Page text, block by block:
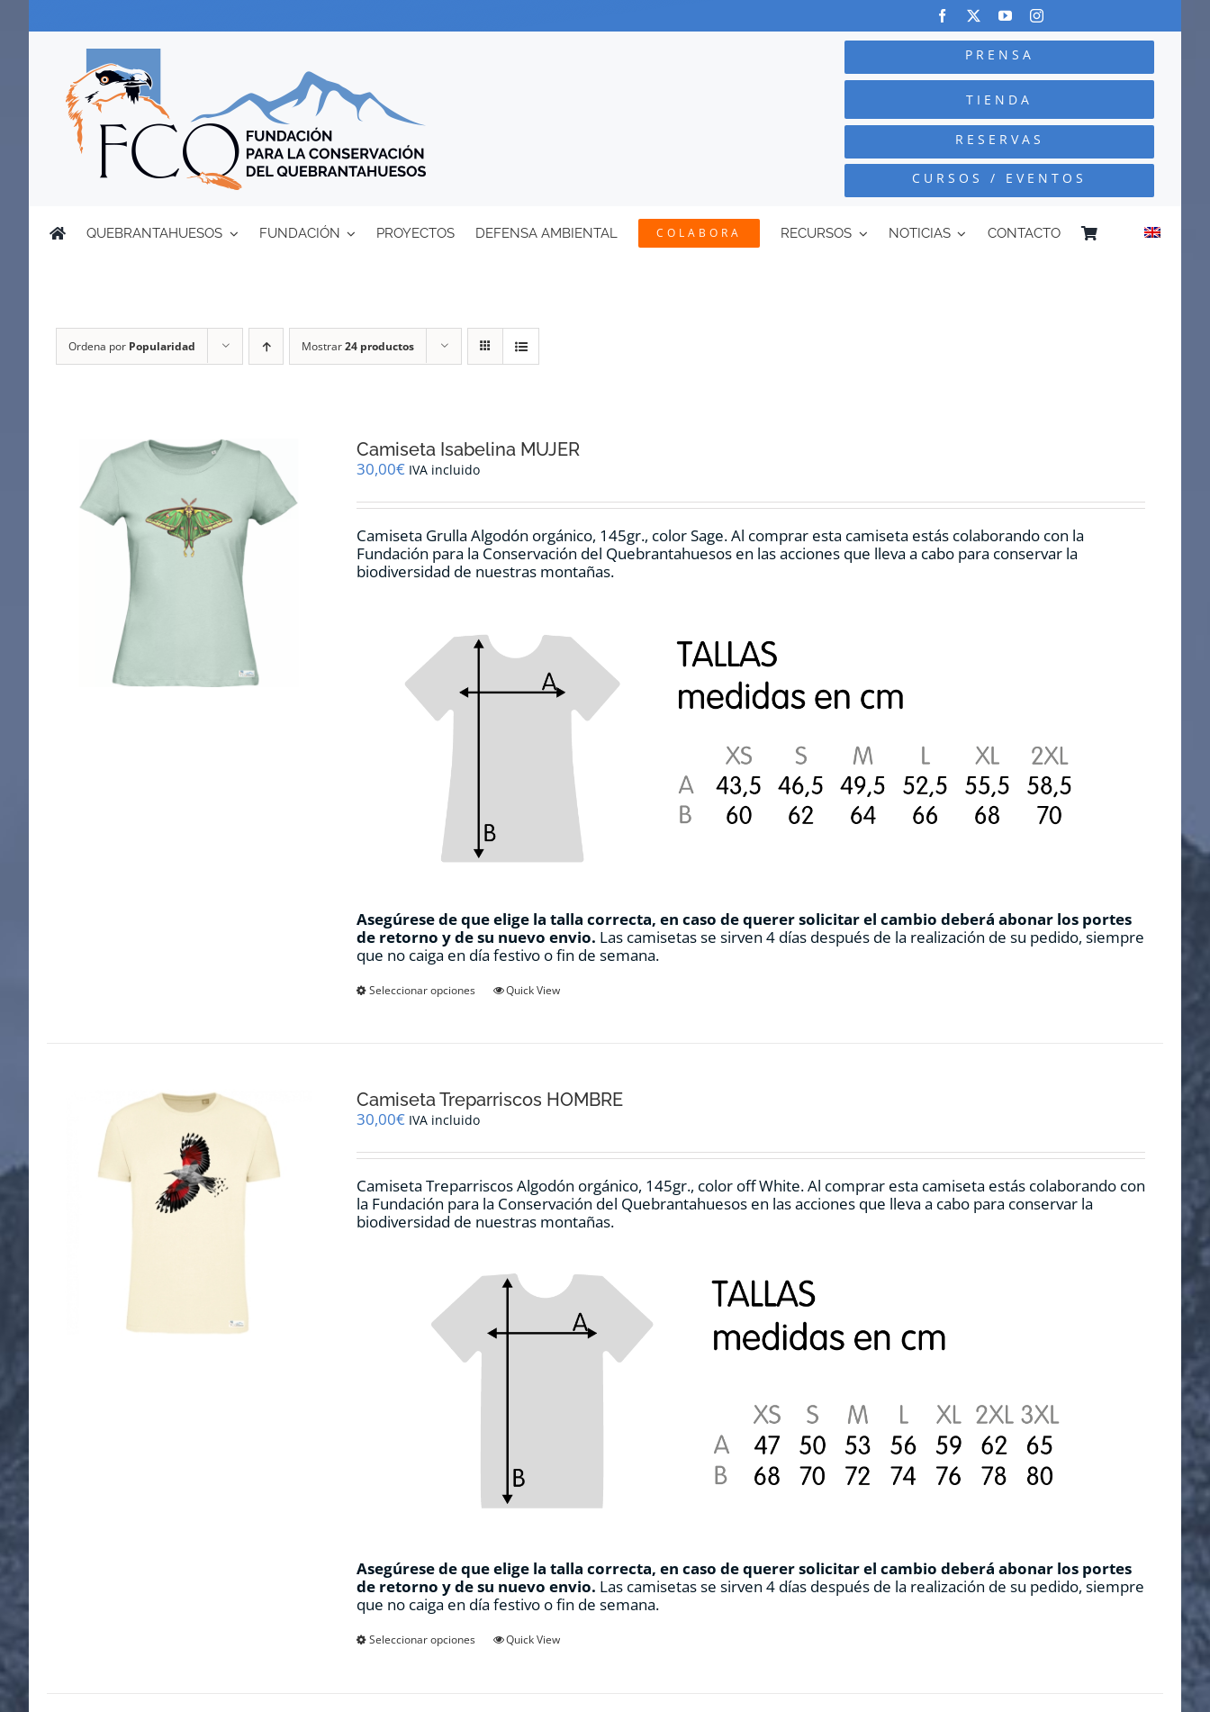
PRENSA
TIENDA
RESERVAS
CURSOS / EVENTOS
QUEBRANTAHUESOS FUNDACIÓN PROYECTOS DEFENSA AMBIENTAL COLABORA RECURSOS NOTICIAS CONTACTO
Ordena por Popularidad Mostrar24 productos
Camiseta Isabelina MUJER
30,00€ IVA incluido
Camiseta Grulla Algodón orgánico, 145gr., color Sage. Al comprar esta camiseta estás colaborando con la
Fundación para la Conservación del Quebrantahuesos en las acciones que lleva a cabo para conservar la
biodiversidad de nuestras montañas.
Asegúrese de que elige la talla correcta, en caso de querer solicitar el cambio deberá abonar los portes
de retorno y de su nuevo envio. Las camisetas se sirven 4 días después de la realización de su pedido, siempre
que no caiga en día festivo o fin de semana.
Seleccionar opciones
Este
opciones
elegir
la
página
de
Quick View
Camiseta Treparriscos HOMBRE
30,00€ IVA incluido
Camiseta Treparriscos Algodón orgánico, 145gr., color off White. Al comprar esta camiseta estás colaborando con
la Fundación para la Conservación del Quebrantahuesos en las acciones que lleva a cabo para conservar la
biodiversidad de nuestras montañas.
Asegúrese de que elige la talla correcta, en caso de querer solicitar el cambio deberá abonar los portes
de retorno y de su nuevo envio. Las camisetas se sirven 4 días después de la realización de su pedido, siempre
que no caiga en día festivo o fin de semana.
Seleccionar opciones
EsteQuick View